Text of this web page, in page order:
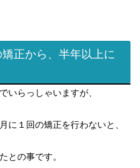
正から、半年以上に
いらっしゃいますが、
に１回の矯正を行わないと、
との事です。